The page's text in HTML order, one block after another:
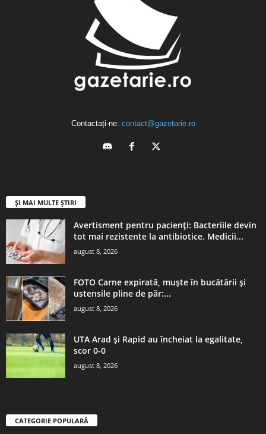
Contactați-ne: contact@gazetarie.ro
ȘI MAI MULTE ȘTIRI
Avertisment pentru pacienți: Bacteriile devin
tot mai rezistente la antibiotice. Medicii...
august 8, 2026
FOTO Carne expirată, muște în bucătării și
ustensile pline de păr:...
august 8, 2026
UTA Arad și Rapid au încheiat la egalitate,
scor 0-0
august 8, 2026
CATEGORIE POPULARĂ